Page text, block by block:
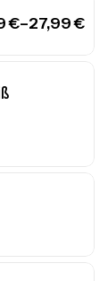
€–27,99€